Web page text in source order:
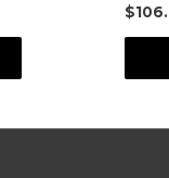
en
0
$